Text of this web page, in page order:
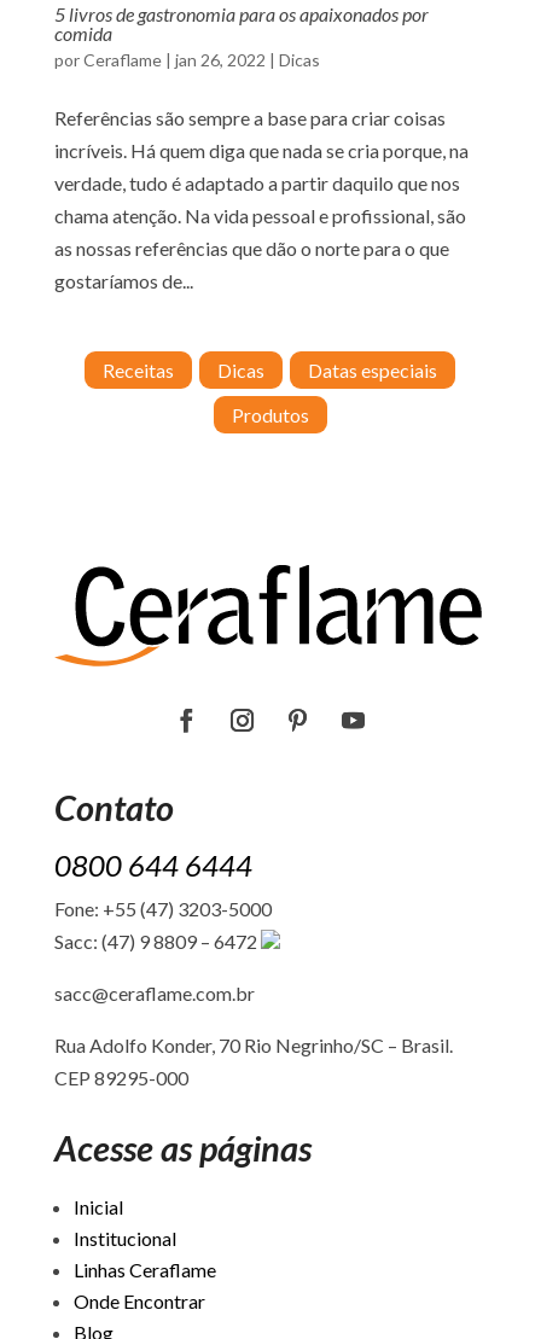
5 livros de gastronomia para os apaixonados por
comida
porCeraflame| jan 26, 2022 | Dicas
Referências são sempre a base para criar coisas
incríveis. Há quem diga que nada se cria porque, na
verdade, tudo é adaptado a partir daquilo que nos
chama atenção. Na vida pessoal e profissional, são
as nossas referências que dão o norte para o que
gostaríamos de...
Receitas Dicas
Datas especiais
Produtos
Contato
0800 644 6444
Fone: +55 (47) 3203-5000
Sacc: (47) 9 8809 – 6472
sacc@ceraflame.com.br
Rua Adolfo Konder, 70 Rio Negrinho/SC – Brasil.
CEP 89295-000
Acesse as páginas
Inicial
Institucional
Linhas Ceraflame
Onde Encontrar
Blog